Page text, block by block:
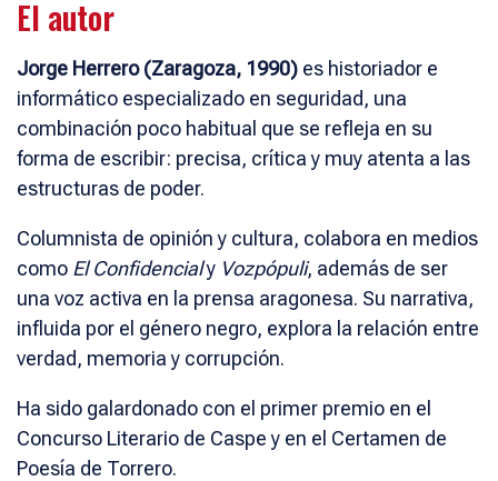
El autor
Jorge Herrero (Zaragoza, 1990) es historiador e
informático especializado en seguridad, una
combinación poco habitual que se refleja en su
forma de escribir: precisa, crítica y muy atenta a las
estructuras de poder.
Columnista de opinión y cultura, colabora en medios
como El Confidencialy Vozpópuli, además de ser
una voz activa en la prensa aragonesa. Su narrativa,
influida por el género negro, explora la relación entre
verdad, memoria y corrupción.
Ha sido galardonado con el primer premio en el
Concurso Literario de Caspe y en el Certamen de
Poesía de Torrero.